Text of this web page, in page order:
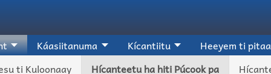
ti Kuloonaay
Hícanteetu ha hiti Púcook pa
Káasiitanuma Kícantiitu Heeyem ti